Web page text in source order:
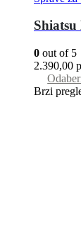
Shiatsu
0 out of 5
2.390,00
Brzi